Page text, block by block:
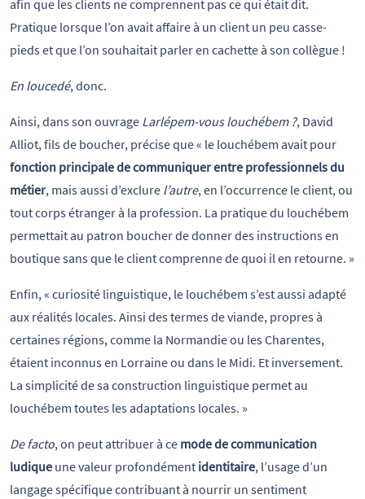
afin que les clients ne comprennent pas ce qui était dit.
Pratique lorsque l’on avait affaire à un client un peu casse-
pieds et que l’on souhaitait parler en cachette à son collègue !
En loucedé, donc.
Ainsi, dans son ouvrage Larlépem-vous louchébem ?, David
Alliot, fils de boucher, précise que « le louchébem avait pour
fonction principale de communiquer entre professionnels du
métier, mais aussi d’exclure l’autre, en l’occurrence le client, ou
tout corps étranger à la profession. La pratique du louchébem
permettait au patron boucher de donner des instructions en
boutique sans que le client comprenne de quoi il en retourne. »
Enfin, « curiosité linguistique, le louchébem s’est aussi adapté
aux réalités locales. Ainsi des termes de viande, propres à
certaines régions, comme la Normandie ou les Charentes,
étaient inconnus en Lorraine ou dans le Midi. Et inversement.
La simplicité de sa construction linguistique permet au
louchébem toutes les adaptations locales. »
De facto, on peut attribuer à ce mode de communication
ludique une valeur profondément identitaire, l’usage d’un
langage spécifique contribuant à nourrir un sentiment